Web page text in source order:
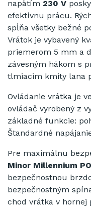
napätím 230 V
efektívnu prácu.
spĺňa všetky bežné
Vrátok je vybavený
priemerom 5 mm a
závesným hákom s
tlmiacim kmity lana
Ovládanie vrátka je
ovládač vyrobený z
základné funkcie:
Štandardné
Pre maximálnu
Minor Millennium
bezpečnostnou
bezpečnostným
chod vrátka v hornej